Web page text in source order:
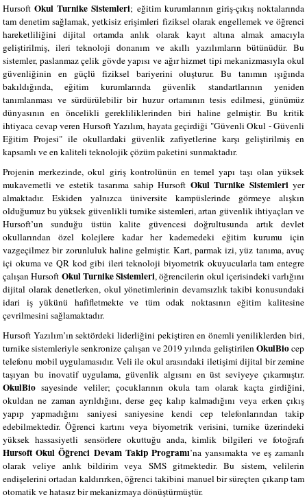
HursoftOkul Turnike Sistemleri; eğitim kurumlarının giriş-çıkış noktalarında
tam denetim sağlamak, yetkisiz erişimleri fiziksel olarak engellemek ve öğrenci
hareketliliğini dijital ortamda anlık olarak kayıt altına almak amacıyla
geliştirilmiş, ileri teknoloji donanım ve akıllı yazılımların bütünüdür. Bu
sistemler, paslanmaz çelik gövde yapısı ve ağır hizmet tipi mekanizmasıyla okul
güvenliğinin en güçlü fiziksel bariyerini oluşturur. Bu tanımın ışığında
bakıldığında, eğitim kurumlarında güvenlik standartlarının yeniden
tanımlanması ve sürdürülebilir bir huzur ortamının tesis edilmesi, günümüz
dünyasının en öncelikli gerekliliklerinden biri haline gelmiştir. Bu kritik
ihtiyaca cevap veren Hursoft Yazılım, hayata geçirdiği "Güvenli Okul - Güvenli
Eğitim Projesi" ile okullardaki güvenlik zafiyetlerine karşı geliştirilmiş en
kapsamlı ve en kaliteli teknolojik çözüm paketini sunmaktadır.
Projenin merkezinde, okul giriş kontrolünün en temel yapı taşı olan yüksek
mukavemetli ve estetik tasarıma sahip Hursoft Okul Turnike Sistemleriyer
almaktadır. Eskiden yalnızca üniversite kampüslerinde görmeye alışkın
olduğumuz bu yüksek güvenlikli turnike sistemleri, artan güvenlik ihtiyaçları ve
Hursoft’un sunduğu üstün kalite güvencesi doğrultusunda artık devlet
okullarından özel kolejlere kadar her kademedeki eğitim kurumu için
vazgeçilmez bir zorunluluk haline gelmiştir. Kart, parmak izi, yüz tanıma, avuç
içi okuma ve QR kod gibi ileri teknoloji biyometrik okuyucularla tam entegre
çalışan Hursoft Okul Turnike Sistemleri, öğrencilerin okul içerisindeki varlığını
dijital olarak denetlerken, okul yönetimlerinin devamsızlık takibi konusundaki
idari iş yükünü hafifletmekte ve tüm odak noktasının eğitim kalitesine
çevrilmesini sağlamaktadır.
Hursoft Yazılım’ın sektördeki liderliğini pekiştiren en önemli yeniliklerden biri,
turnike sistemleriyle senkronize çalışan ve 2019 yılında geliştirilenOkulBiocep
telefonu mobil uygulamasıdır. Veli ile okul arasındaki iletişimi dijital bir zemine
taşıyan bu inovatif uygulama, güvenlik algısını en üst seviyeye çıkarmıştır.
OkulBio sayesinde veliler; çocuklarının okula tam olarak kaçta girdiğini,
okuldan ne zaman ayrıldığını, derse geç kalıp kalmadığını veya erken çıkış
yapıp yapmadığını saniyesi saniyesine kendi cep telefonlarından takip
edebilmektedir. Öğrenci kartını veya biyometrik verisini, turnike üzerindeki
yüksek hassasiyetli sensörlere okuttuğu anda, kimlik bilgileri ve fotoğrafı
Hursoft Okul Öğrenci Devam Takip Programı’na yansımakta ve eş zamanlı
olarak veliye anlık bildirim veya SMS gitmektedir. Bu sistem, velilerin
endişelerini ortadan kaldırırken, öğrenci takibini manuel bir süreçten çıkarıp tam
otomatik ve hatasız bir mekanizmaya dönüştürmüştür.